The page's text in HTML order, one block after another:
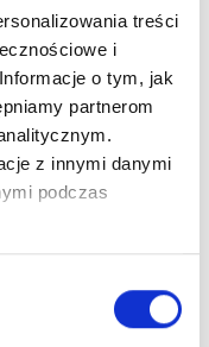
treści
i
o tym, jak
partnerom
z innymi danymi
podczas
na
końcu pełne
do zmiany.
jak projekt
efekty są
wpływ na